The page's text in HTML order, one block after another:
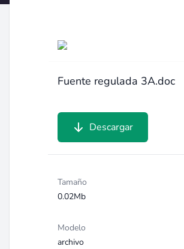
Fuente regulada 3A.doc
Descargar
Tamaño
0.02Mb
Modelo
archivo